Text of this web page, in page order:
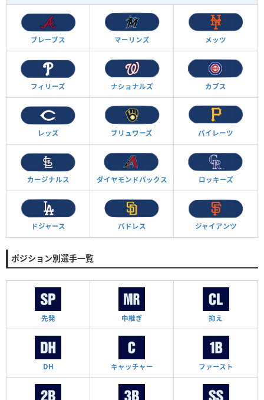
ブレーブス マーリンズ メッツ
フィリーズ ナショナルズ カブス
レッズ ブリュワーズ パイレーツ
カージナルス ダイヤモンドバックス ロッキーズ
ドジャース パドレス ジャイアンツ
ポジション別選手一覧
先発 中継ぎ 抑え
DH キャッチャー ファースト